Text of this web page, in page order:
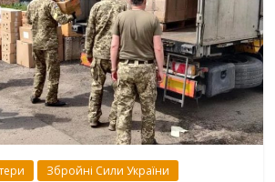
Збройні Сили України